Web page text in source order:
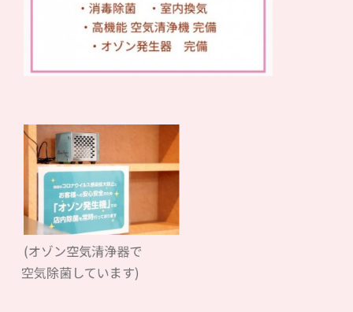
(オゾン空気清浄器で
空気除菌しています)